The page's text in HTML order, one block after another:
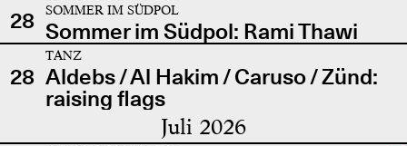
28
SOMMER IM SÜDPOL
Sommer im Südpol: Rami Thawi
28
TANZ
Aldebs / Al Hakim / Caruso / Zünd:
raising flags
Juli 2026